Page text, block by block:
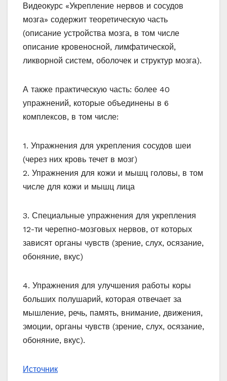
Видеокурс «Укрепление нервов и сосудов
мозга» содержит теоретическую часть
(описание устройства мозга, в том числе
описание кровеносной, лимфатической,
ликворной систем, оболочек и структур мозга).
А также практическую часть: более 40
упражнений, которые объединены в 6
комплексов, в том числе:
1. Упражнения для укрепления сосудов шеи
(через них кровь течет в мозг)
2. Упражнения для кожи и мышц головы, в том
числе для кожи и мышц лица
3. Специальные упражнения для укрепления
12-ти черепно-мозговых нервов, от которых
зависят органы чувств (зрение, слух, осязание,
обоняние, вкус)
4. Упражнения для улучшения работы коры
больших полушарий, которая отвечает за
мышление, речь, память, внимание, движения,
эмоции, органы чувств (зрение, слух, осязание,
обоняние, вкус).
Источник